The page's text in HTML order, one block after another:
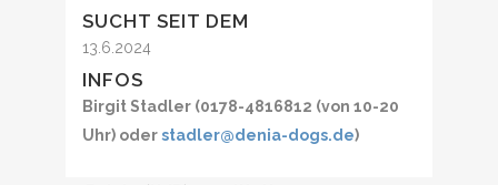
SUCHT SEIT DEM
13.6.2024
INFOS
Birgit Stadler (0178-4816812 (von 10-20
Uhr) oderstadler@denia-dogs.de)